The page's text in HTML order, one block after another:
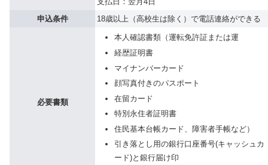
申込条件
18歳以上（高校生は除く）で電話連絡ができる
必要書類
本人確認書類（運転免許証または運
経歴証明書
マイナンバーカード
顔写真付きのパスポート
在留カード
特別永住者証明書
住民基本台帳カード、障害者手帳など）
引き落とし用の銀行口座番号(キャッシュカ
ード)と銀行届け印